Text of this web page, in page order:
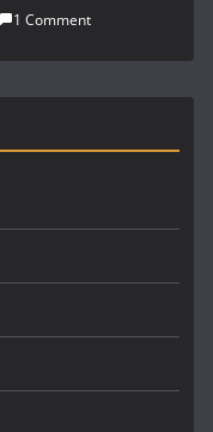
1 Comment